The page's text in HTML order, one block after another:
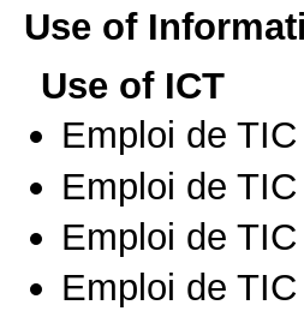
Use of
Use of ICT
Emploi de
Emploi de
Emploi de
Emploi de